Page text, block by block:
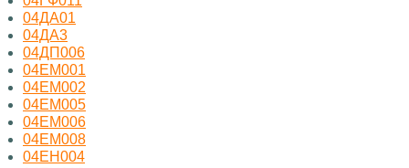
04ДА01
04ДА3
04ДП006
04ЕМ001
04ЕМ002
04ЕМ005
04ЕМ006
04ЕМ008
04ЕН004